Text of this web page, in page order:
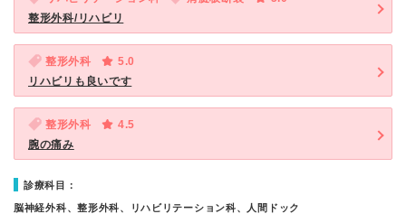
整形外科/リハビリ
整形外科
5.0
リハビリも良いです
整形外科
4.5
腕の痛み
診療科目：
脳神経外科、整形外科、リハビリテーション科、人間ドック